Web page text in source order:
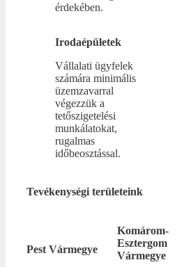
érdekében.
Irodaépületek
Vállalati ügyfelek
számára minimális
üzemzavarral
végezzük a
tetőszigetelési
munkálatokat,
rugalmas
időbeosztással.
Tevékenységi területeink
Pest Vármegye
Komárom-
Esztergom
Vármegye